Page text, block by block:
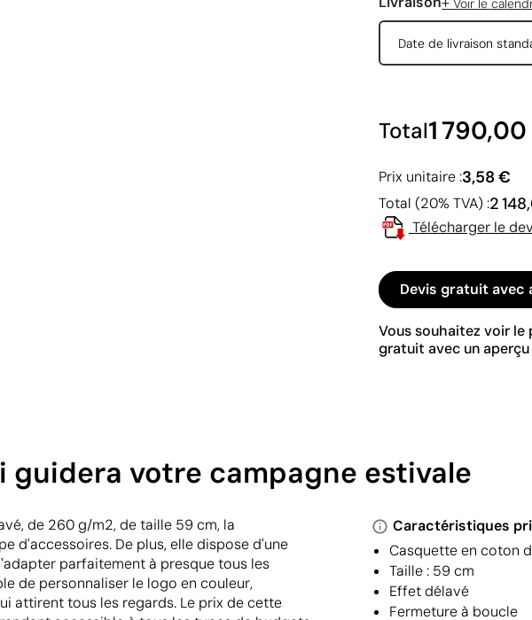
Voir le
Date de livraison
Total1
Prix unitaire :3,58 €
Total (20% TVA) :2
Télécharger le
Devis gratuit avec
Vous souhaitez voir le
gratuit avec un
guidera votre campagne estivale
de 260 g/m2, de taille 59 cm, la
d'accessoires. De plus, elle dispose d'une
parfaitement à presque tous les
de personnaliser le logo en couleur,
attirent tous les regards. Le prix de cette
Caractéristiques
Casquette en coton
Taille : 59 cm
Effet délavé
Fermeture à boucle